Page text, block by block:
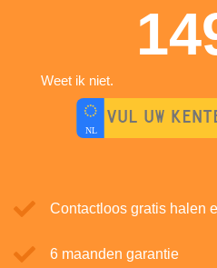
Weet ik niet.
Contactloos gratis halen
6 maanden garantie